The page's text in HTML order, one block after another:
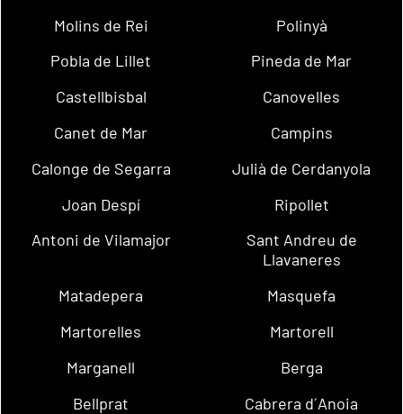
Molins de Rei
Polinyà
Pobla de Lillet
Pineda de Mar
Castellbisbal
Canovelles
Canet de Mar
Campins
Calonge de Segarra
Julià de Cerdanyola
Joan Despí
Ripollet
Antoni de Vilamajor
Sant Andreu de
Llavaneres
Matadepera
Masquefa
Martorelles
Martorell
Marganell
Berga
Bellprat
Cabrera d´Anoia